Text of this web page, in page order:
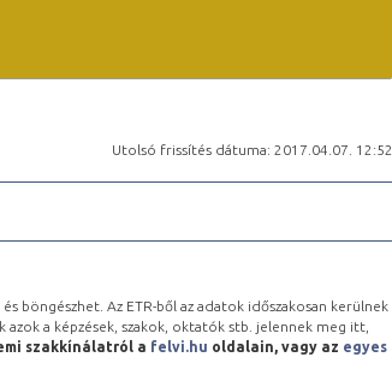
Utolsó frissítés dátuma: 2017.04.07. 12:52
böngészhet. Az ETR-ből az adatok időszakosan kerülnek
a képzések, szakok, oktatók stb. jelennek meg itt,
szakkínálatról a felvi.hu oldalain, vagy az egyes